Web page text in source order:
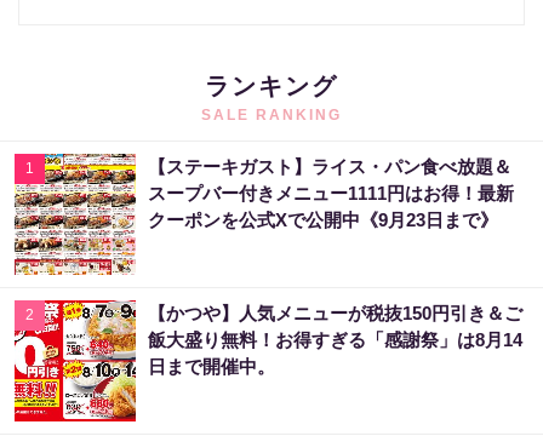
ランキング
SALE RANKING
1
【ステーキガスト】ライス・パン食べ放題＆
スープバー付きメニュー1111円はお得！最新
クーポンを公式Xで公開中《9月23日まで》
2
【かつや】人気メニューが税抜150円引き＆ご
飯大盛り無料！お得すぎる「感謝祭」は8月14
日まで開催中。